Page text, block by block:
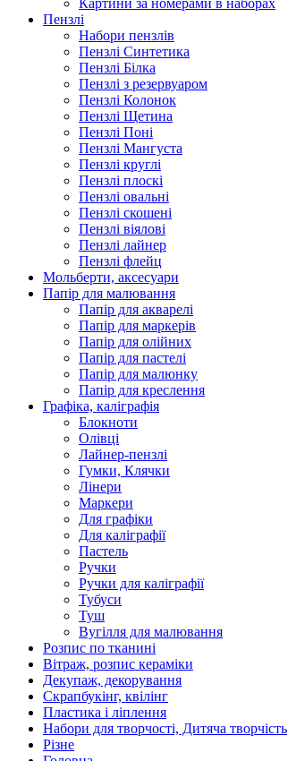
Картини за номерами в наборах
Пензлі
Набори пензлів
Пензлі Синтетика
Пензлі Білка
Пензлі з резервуаром
Пензлі Колонок
Пензлі Щетина
Пензлі Поні
Пензлі Мангуста
Пензлі круглі
Пензлі плоскі
Пензлі овальні
Пензлі скошені
Пензлі віялові
Пензлі лайнер
Пензлі флейц
Мольберти, аксесуари
Папір для малювання
Папір для акварелі
Папір для маркерів
Папір для олійних
Папір для пастелі
Папір для малюнку
Папір для креслення
Графіка, каліграфія
Блокноти
Олівці
Лайнер-пензлі
Гумки, Клячки
Лінери
Маркери
Для графіки
Для каліграфії
Пастель
Ручки
Ручки для каліграфії
Тубуси
Туш
Вугілля для малювання
Розпис по тканині
Вітраж, розпис кераміки
Декупаж, декорування
Скрапбукінг, квілінг
Пластика і ліплення
Набори для творчості, Дитяча творчість
Різне